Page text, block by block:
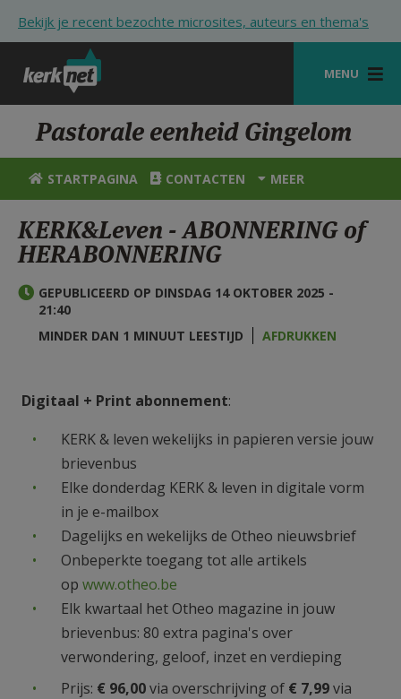
Bekijk je recent bezochte microsites, auteurs en thema's
MENU
STARTPAGINA
KERK
VIERINGEN
SHOP
HULP
STARTPAGINA PORTAAL
Pastorale eenheid Gingelom
STARTPAGINA CONTACTEN MEER
KERK&Leven - ABONNERING of
HERABONNERING
GEPUBLICEERD OP DINSDAG 14 OKTOBER 2025 -
21:40
MINDER DAN 1 MINUUT LEESTIJD
AFDRUKKEN
Digitaal + Print abonnement:
KERK & leven wekelijks in papieren versie jouw
brievenbus
Elke donderdag KERK & leven in digitale vorm
in je e-mailbox
Dagelijks en wekelijks de Otheo nieuwsbrief
Onbeperkte toegang tot alle artikels
op www.otheo.be
Elk kwartaal het Otheo magazine in jouw
brievenbus: 80 extra pagina's over
verwondering, geloof, inzet en verdieping
Prijs: € 96,00via overschrijving of € 7,99via